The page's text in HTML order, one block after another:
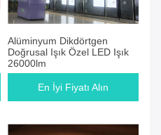
Alüminyum Dikdörtgen
Doğrusal Işık Özel LED Işık
26000lm
En İyi Fiyatı Alın